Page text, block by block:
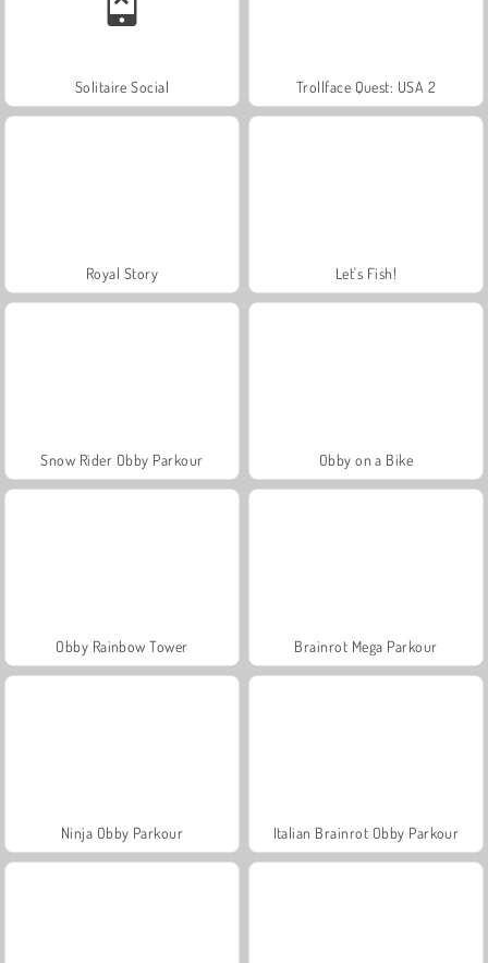
Solitaire Social Trollface Quest: USA 2
Royal Story Let's Fish!
Snow Rider Obby Parkour Obby on a Bike
Obby Rainbow Tower Brainrot Mega Parkour
Ninja Obby Parkour Italian Brainrot Obby Parkour